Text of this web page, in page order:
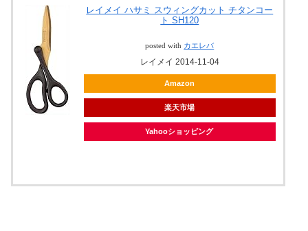
レイメイ ハサミ スウィングカット チタンコー
ト SH120
posted with カエレバ
レイメイ 2014-11-04
Amazon
楽天市場
Yahooショッピング